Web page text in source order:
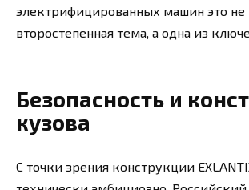
электрифицированных машин это не
второстепенная тема, а одна из
Безопасность и
кузова
С точки зрения конструкции